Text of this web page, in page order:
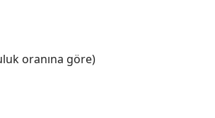
oranına göre)